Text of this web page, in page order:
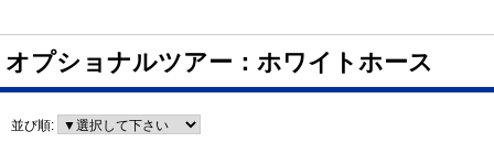
オプショナルツアー：ホワイトホース
並び順: